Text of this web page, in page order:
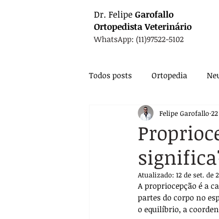
Dr. Felipe Garofallo
Ortopedista Veterinário
WhatsApp: (11)97522-5102
Todos posts Ortopedia
Animais Exóticos
Endocrinologia
Exames
Felipe Garofallo
Atualizado: 12 de set. de
A propriocepção é a
partes do corpo no
o equilíbrio, a